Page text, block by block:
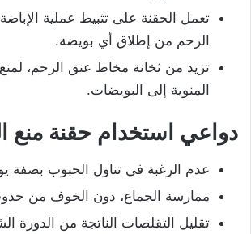
تعمل الحقنة على تثبيط عملية
الرحم من إطلاق أي بويضة.
تزيد من ثخانة مخاط عنق الرحم،
المنوية إلى البويضات.
دواعي استخدام حقنة منع
عدم الرغبة في تناول الحبوب بصفة
ممارسة الجماع، دون الخوف من
تقليل التقلصات الناتجة من الدورة